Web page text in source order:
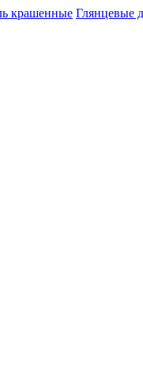
крашенные Глянцевые